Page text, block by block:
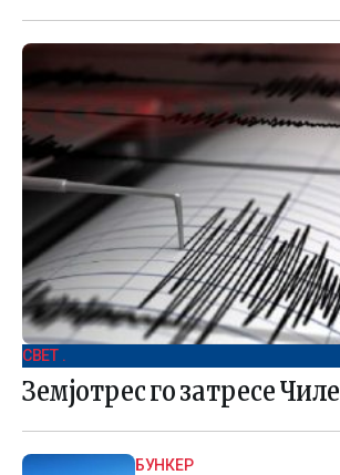
СВЕТ .
Земјотрес го затресе Чиле
БУНКЕР